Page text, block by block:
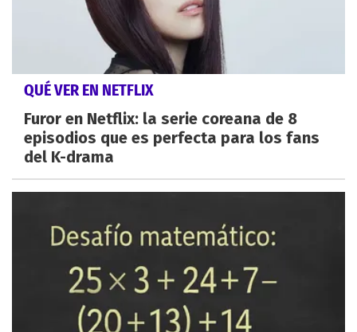
QUÉ VER EN NETFLIX
Furor en Netflix: la serie coreana de 8
episodios que es perfecta para los fans
del K-drama